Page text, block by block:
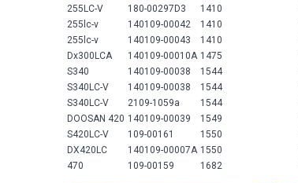
255LC-V
180-00297D3 1410
255lc-v
140109-00042 1410
255lc-v
140109-00043 1410
Dx300LCA
140109-00010A 1475
S340
140109-00038 1544
S340LC-V
140109-00038 1544
S340LC-V
2109-1059a 1544
DOOSAN 420 140109-00039 1549
S420LC-V
109-00161 1550
DX420LC
140109-00007A 1550
470
109-00159 1682